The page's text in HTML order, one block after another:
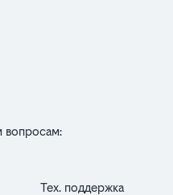
вопросам:
Тех. поддержка